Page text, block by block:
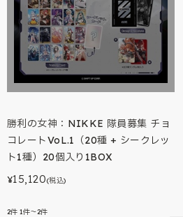
勝利の女神：NIKKE 隊員募集 チョ
コレートVoL.1（20種 + シークレッ
ト1種）20個入り1BOX
¥15,120(税込)
2件 1件～2件